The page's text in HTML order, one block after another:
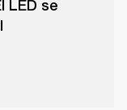
LED se